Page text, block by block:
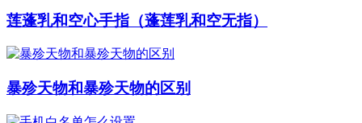
莲蓬乳和空心手指（蓬莲乳和空无指）
暴殄天物和暴殄天物的区别